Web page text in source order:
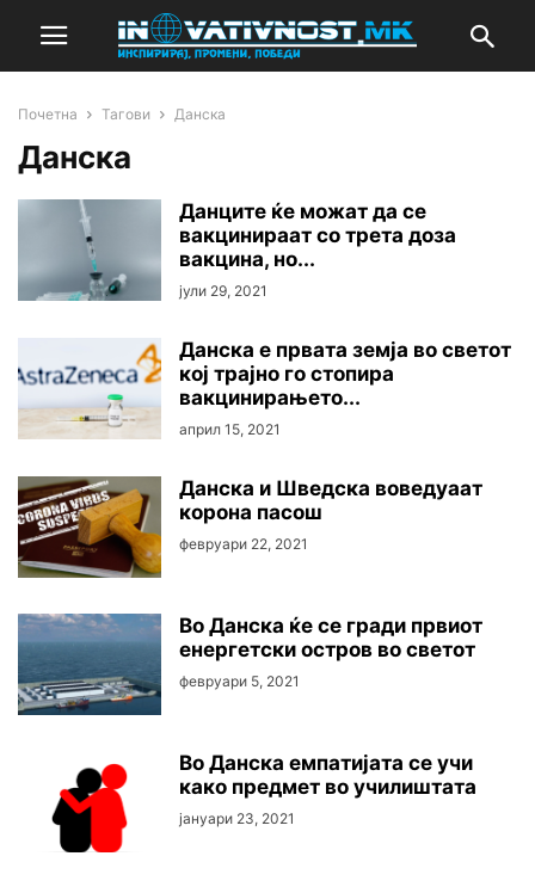
Почетна Тагови Данска
Данска
Данците ќе можат да се
вакцинираат со трета доза
вакцина, но...
јули 29, 2021
Данска е првата земја во светот
кој трајно го стопира
вакцинирањето...
април 15, 2021
Данска и Шведска воведуаат
корона пасош
февруари 22, 2021
Во Данска ќе се гради првиот
енергетски остров во светот
февруари 5, 2021
Во Данска емпатијата се учи
како предмет во училиштата
јануари 23, 2021